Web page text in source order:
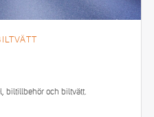
biltillbehör och biltvätt.